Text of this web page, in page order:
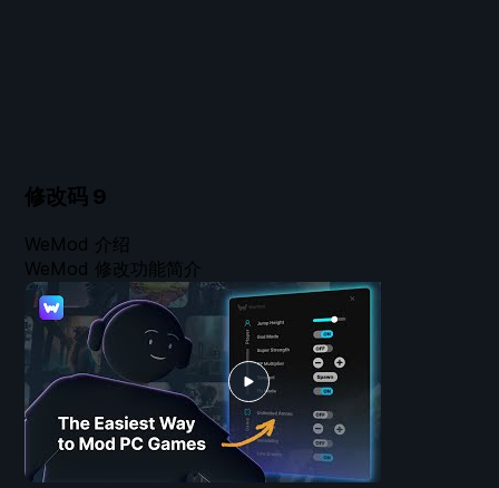
修改码 9
WeMod 介绍
WeMod 修改功能简介